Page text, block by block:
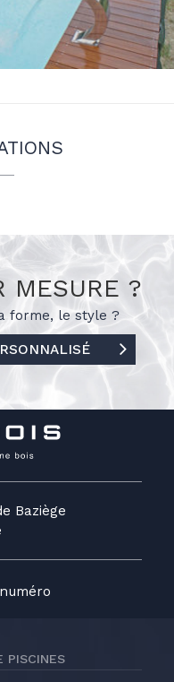
MESURE ?
forme, lestyle ?
Baziège
PISCINES